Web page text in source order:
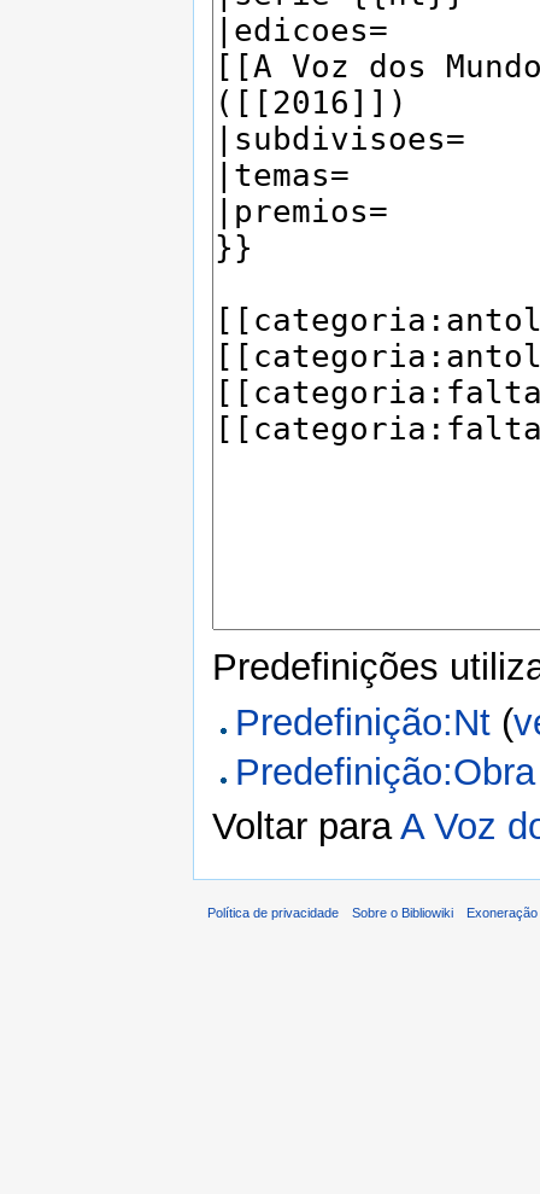
Predefinições
Predefinição:Nt (
Voltar paraA Voz
Política de privacidade Sobre o Bibliowiki